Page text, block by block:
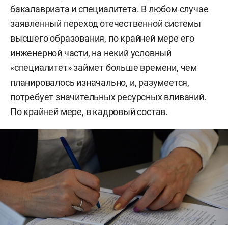
бакалавриата и специалитета. В любом случае
заявленный переход отечественной системы
высшего образования, по крайней мере его
инженерной части, на некий условный
«специалитет» займет больше времени, чем
планировалось изначально, и, разумеется,
потребует значительных ресурсных вливаний.
По крайней мере, в кадровый состав.